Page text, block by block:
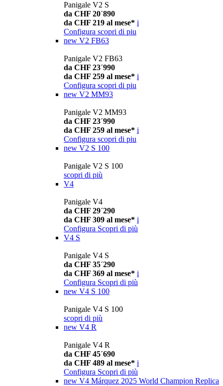
Panigale V2 S
da CHF 20´890
da CHF 219 al mese* i
Configura scopri di piu
new V2 FB63
Panigale V2 FB63
da CHF 23´990
da CHF 259 al mese* i
Configura scopri di piu
new V2 MM93
Panigale V2 MM93
da CHF 23´990
da CHF 259 al mese* i
Configura scopri di piu
new V2 S 100
Panigale V2 S 100
scopri di più
V4
Panigale V4
da CHF 29´290
da CHF 309 al mese* i
Configura Scopri di più
V4 S
Panigale V4 S
da CHF 35´290
da CHF 369 al mese* i
Configura Scopri di più
new V4 S 100
Panigale V4 S 100
scopri di più
new V4 R
Panigale V4 R
da CHF 45´690
da CHF 489 al mese* i
Configura Scopri di più
new V4 Márquez 2025 World Champion Replica